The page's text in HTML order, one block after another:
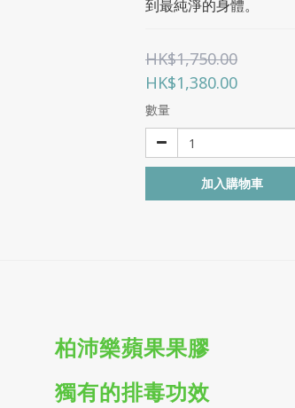
到最純淨的身體。
HK$1,750.00
HK$1,380.00
數量
加入購物車
柏沛樂蘋果果膠
獨有的排毒功效